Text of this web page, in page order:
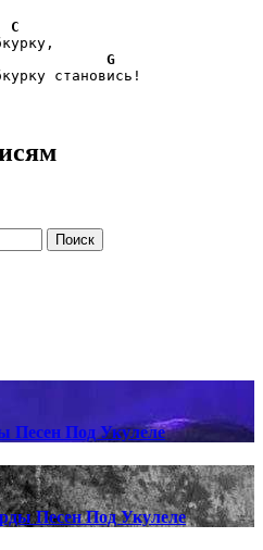
C
G
Песен Под Укулеле
Песен Под Укулеле